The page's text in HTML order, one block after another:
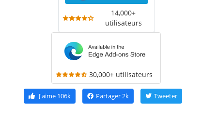
14,000+
utilisateurs
30,000+ utilisateurs
J'aime106k Partager2k Tweeter